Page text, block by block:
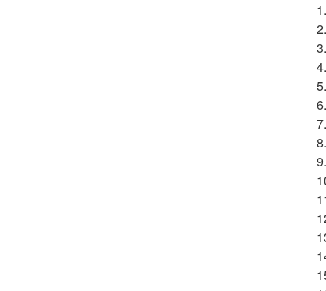
1.
2.
3.
4.
5.
6.
7.
8.
9.